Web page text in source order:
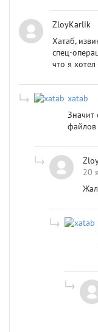
ZloyKarlik
Хатаб,
спец-
что я хотел
xatab
Значит
файлов
20